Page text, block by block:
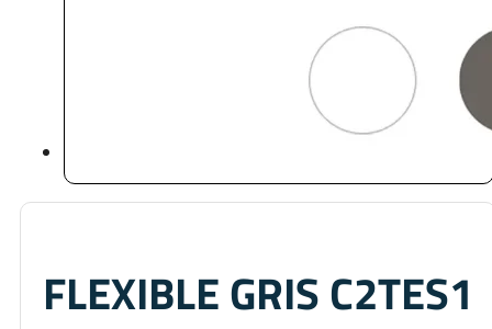
FLEXIBLE GRIS C2TES1